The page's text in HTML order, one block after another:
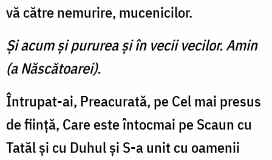
vă către nemurire, mucenicilor.
Şi acum şi pururea şi în vecii vecilor. Amin
(a Născătoarei).
Întrupat-ai, Preacurată, pe Cel mai presus
de fiinţă, Care este întocmai pe Scaun cu
Tatăl şi cu Duhul şi S-a unit cu oamenii